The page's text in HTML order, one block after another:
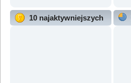
10 najaktywniejszych